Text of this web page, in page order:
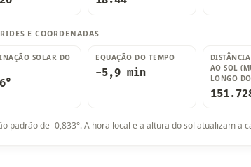
E COORDENADAS
SOLAR DO
EQUAÇÃO DO TEMPO
-5,9 min
AO SOL
LONGO
padrão de -0,833°. A hora local e a altura do sol atualizam